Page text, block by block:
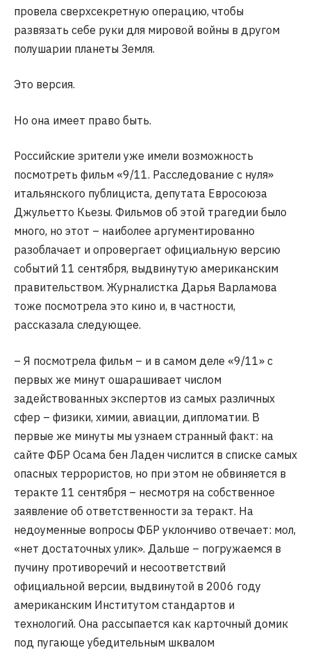
провела сверхсекретную операцию, чтобы
развязать себе руки для мировой войны в другом
полушарии планеты Земля.
Это версия.
Но она имеет право быть.
Российские зрители уже имели возможность
посмотреть фильм «9/11. Расследование с нуля»
итальянского публициста, депутата Евросоюза
Джульетто Кьезы. Фильмов об этой трагедии было
много, но этот – наиболее аргументированно
разоблачает и опровергает официальную версию
событий 11 сентября, выдвинутую американским
правительством. Журналистка Дарья Варламова
тоже посмотрела это кино и, в частности,
рассказала следующее.
– Я посмотрела фильм – и в самом деле «9/11» с
первых же минут ошарашивает числом
задействованных экспертов из самых различных
сфер – физики, химии, авиации, дипломатии. В
первые же минуты мы узнаем странный факт: на
сайте ФБР Осама бен Ладен числится в списке самых
опасных террористов, но при этом не обвиняется в
теракте 11 сентября – несмотря на собственное
заявление об ответственности за теракт. На
недоуменные вопросы ФБР уклончиво отвечает: мол,
«нет достаточных улик». Дальше – погружаемся в
пучину противоречий и несоответствий
официальной версии, выдвинутой в 2006 году
американским Институтом стандартов и
технологий. Она рассыпается как карточный домик
под пугающе убедительным шквалом